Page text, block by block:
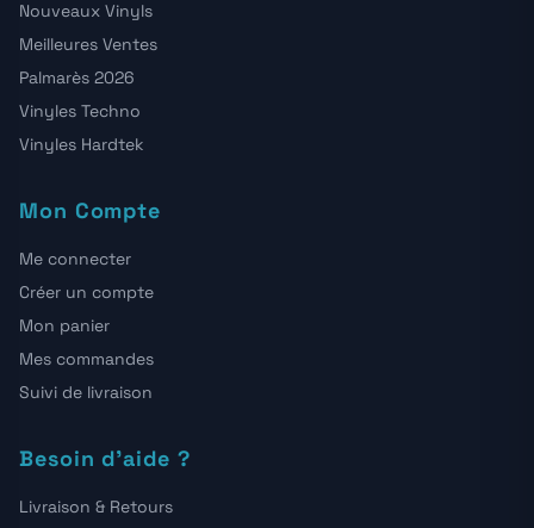
Nouveaux Vinyls
Meilleures Ventes
Palmarès 2026
Vinyles Techno
Vinyles Hardtek
Mon Compte
Me connecter
Créer un compte
Mon panier
Mes commandes
Suivi de livraison
Besoin d'aide ?
Livraison & Retours